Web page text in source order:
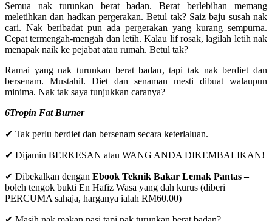
Semua nak turunkan berat badan. Berat berlebihan memang
meletihkan dan hadkan pergerakan. Betul tak? Saiz baju susah nak
cari. Nak beribadat pun ada pergerakan yang kurang sempurna.
Cepat termengah-mengah dan letih. Kalau lif rosak, lagilah letih nak
menapak naik ke pejabat atau rumah. Betul tak?
Ramai yang nak turunkan berat badan, tapi tak nak berdiet dan
bersenam. Mustahil. Diet dan senaman mesti dibuat walaupun
minima. Nak tak saya tunjukkan caranya?
6Tropin Fat Burner
✔ Tak perlu berdiet dan bersenam secara keterlaluan.
✔ Dijamin BERKESAN atau WANG ANDA DIKEMBALIKAN!
✔ Dibekalkan dengan Ebook Teknik Bakar Lemak Pantas –
boleh tengok bukti En Hafiz Wasa yang dah kurus (diberi
PERCUMA sahaja, harganya ialah RM60.00)